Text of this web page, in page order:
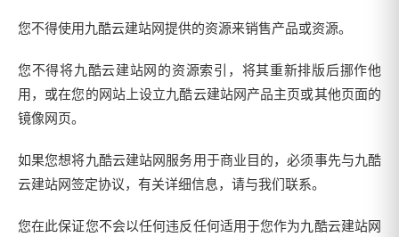
您不得使用九酷云建站网提供的资源来销售产品或资源。
您不得将九酷云建站网的资源索引，将其重新排版后挪作他
用，或在您的网站上设立九酷云建站网产品主页或其他页面的
镜像网页。
如果您想将九酷云建站网服务用于商业目的，必须事先与九酷
云建站网签定协议，有关详细信息，请与我们联系。
您在此保证您不会以任何违反任何适用于您作为九酷云建站网